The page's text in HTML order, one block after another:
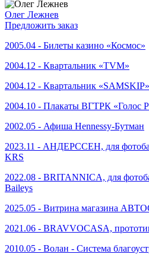
Олег Лежнев
Предложить заказ
2005.04 - Билеты казино «Космос»
2004.12 - Квартальник «TVM»
2004.12 - Квартальник «SAMSKIP»
2004.10 - Плакаты ВГТРК «Голос
2002.05 - Афиша Hennessy-Бутман
2023.11 - АНДЕРССЕН, для
KRS
2022.08 - BRITANNICA, для
Baileys
2025.05 - Витрина магазина
2021.06 - BRAVVOCASA,
2010.05 - Волан - Система